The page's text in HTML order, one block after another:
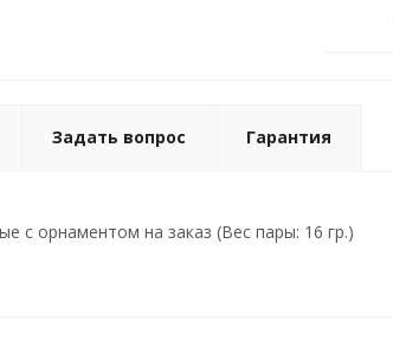
Задать вопрос Гарантия
с орнаментом на заказ (Вес пары: 16 гр.)